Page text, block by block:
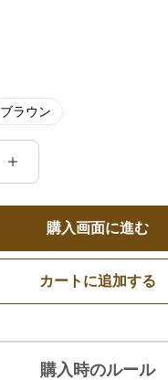
ブラウン
購入画面に進む
カートに追加する
購入時のルール